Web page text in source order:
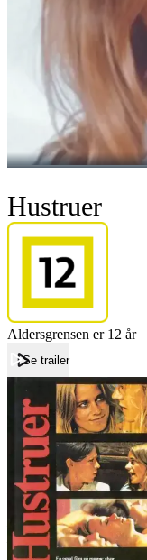
Hustruer
Aldersgrensen er 12 år
Se trailer
Forside Lærerværelset
Hustruer
Film
Forfatter:
Leverandør:
Norgesfilm AS
Lisens: